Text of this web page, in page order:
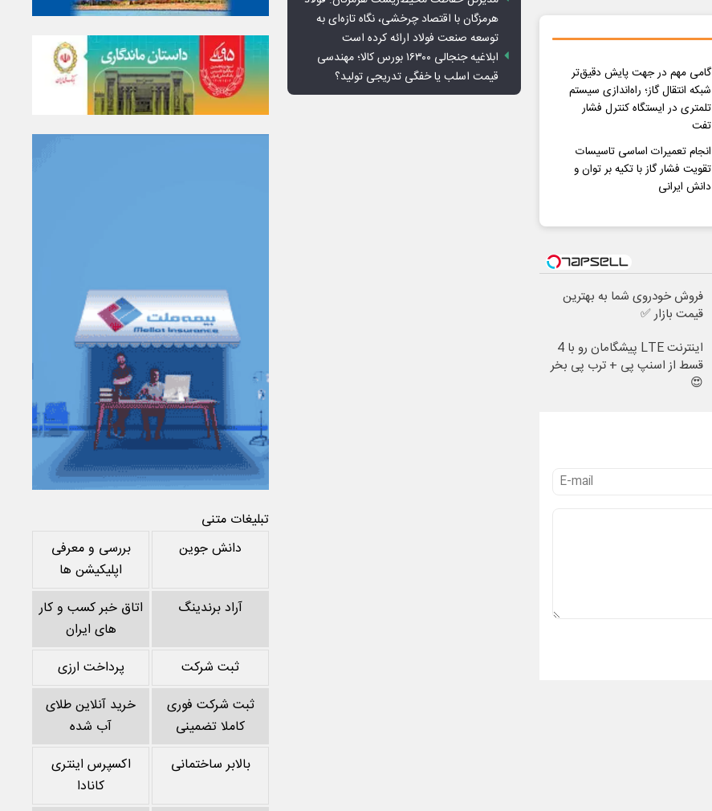
گامی مهم در جهت پایش دقیق‌تر
شبکه انتقال گاز؛ راه‌اندازی سیستم
تلمتری در ایستگاه کنترل فشار
تفت
انجام تعمیرات اساسی تاسیسات
تقویت فشار گاز با تکیه بر توان و
دانش ایرانی
فروش خودروی شما به بهترین
قیمت بازار ✅
اینترنت LTE پیشگامان رو با 4
قسط از اسنپ پی + ترب پی بخر
😍
هرمزگان با اقتصاد چرخشی، نگاه تازه‌ای به
توسعه صنعت فولاد ارائه کرده است
ابلاغیه جنجالی ۱۶۳۰۰ بورس کالا؛ مهندسی
قیمت اسلب یا خفگی تدریجی تولید؟
تبلیغات متنی
دانش جوین
بررسی و معرفی
اپلیکیشن ها
آراد برندینگ
اتاق خبر کسب و کار
های ایران
ثبت شرکت
پرداخت ارزی
ثبت شرکت فوری
کاملا تضمینی
خرید آنلاین طلای
آب شده
بالابر ساختمانی
اکسپرس اینتری
کانادا